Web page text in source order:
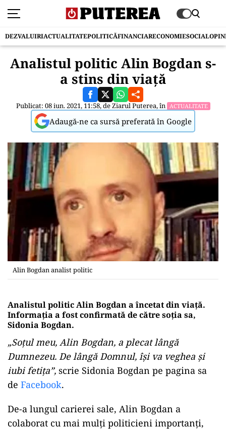
DEZVALUIRIACTUALITATEPOLITICĂFINANCIARECONOMIESOCIAL
Analistul politic Alin Bogdan s-
a stins din viață
Publicat: 08 iun. 2021, 11:58, deZiarul Puterea, în ACTUALITATE
Adaugă-ne ca sursă preferată în Google
Alin Bogdan analist politic
Analistul politic Alin Bogdan a încetat din viață.
Informația a fost confirmată de către soția sa,
Sidonia Bogdan.
„Soțul meu, Alin Bogdan, a plecat lângă
Dumnezeu. De lângă Domnul, își va veghea și
iubi fetița”, scrie Sidonia Bogdan pe pagina sa
de Facebook.
De-a lungul carierei sale, Alin Bogdan a
colaborat cu mai mulți politicieni importanți,